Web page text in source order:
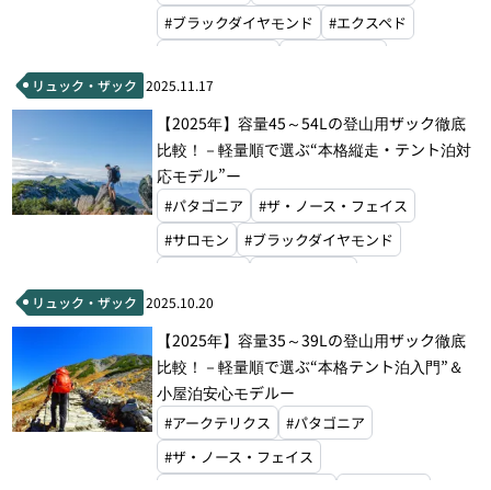
#ブラックダイヤモンド
#エクスペド
#グラナイトギア
#ホグロフス
#ドイター
#オスプレー
#ハイパーライトマウンテンギア
#グレゴリー
#ミステリーランチ
#モンベル
リュック・ザック 2025.11.17
【2025年】容量45～54Lの登山用ザック徹底
比較！－軽量順で選ぶ“本格縦走・テント泊対
応モデル”ー
#パタゴニア
#ザ・ノース・フェイス
#サロモン
#ブラックダイヤモンド
#グラナイトギア
#ホグロフス
#ドイター
#オスプレー
#グレゴリー
#ミステリーランチ
#ゼログラム
#モンベル
リュック・ザック 2025.10.20
【2025年】容量35～39Lの登山用ザック徹底
比較！－軽量順で選ぶ“本格テント泊入門”＆
小屋泊安心モデルー
#アークテリクス
#パタゴニア
#ザ・ノース・フェイス